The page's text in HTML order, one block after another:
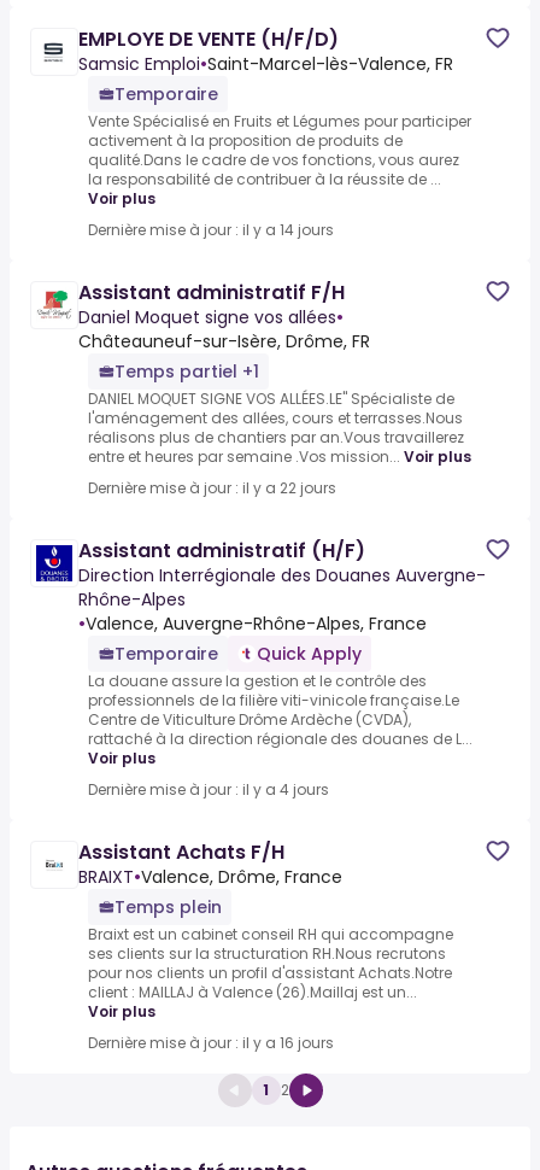
EMPLOYE DE VENTE (H/F/D)
Samsic Emploi•Saint-Marcel-lès-Valence, FR
Temporaire
Vente Spécialisé en Fruits et Légumes pour participer
activement à la proposition de produits de
qualité.Dans le cadre de vos fonctions, vous aurez
la responsabilité de contribuer à la réussite de ...
Voir plus
Dernière mise à jour : il y a 14 jours
Assistant administratif F/H
Daniel Moquet signe vos allées•
Châteauneuf-sur-Isère, Drôme, FR
Temps partiel +1
DANIEL MOQUET SIGNE VOS ALLÉES.LE" Spécialiste de
l'aménagement des allées, cours et terrasses.Nous
réalisons plus de chantiers par an.Vous travaillerez
entre et heures par semaine .Vos mission... Voir plus
Dernière mise à jour : il y a 22 jours
Assistant administratif (H/F)
Direction Interrégionale des Douanes Auvergne-
Rhône-Alpes
•Valence, Auvergne-Rhône-Alpes, France
Temporaire
Quick Apply
La douane assure la gestion et le contrôle des
professionnels de la filière viti-vinicole française.Le
Centre de Viticulture Drôme Ardèche (CVDA),
rattaché à la direction régionale des douanes de L...
Voir plus
Dernière mise à jour : il y a 4 jours
Assistant Achats F/H
BRAIXT•Valence, Drôme, France
Temps plein
Braixt est un cabinet conseil RH qui accompagne
ses clients sur la structuration RH.Nous recrutons
pour nos clients un profil d'assistant Achats.Notre
client : MAILLAJ à Valence (26).Maillaj est un...
Voir plus
Dernière mise à jour : il y a 16 jours
1 2